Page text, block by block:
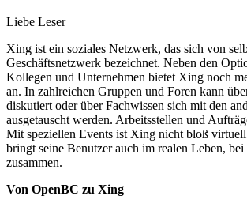
Liebe Leser
Xing ist ein soziales Netzwerk, das sich von
Geschäftsnetzwerk bezeichnet. Neben den
Kollegen und Unternehmen bietet Xing noch
an. In zahlreichen Gruppen und Foren kann
diskutiert oder über Fachwissen sich mit den
ausgetauscht werden. Arbeitsstellen und
Mit speziellen Events ist Xing nicht bloß
bringt seine Benutzer auch im realen Leben,
zusammen.
Von OpenBC zu Xing